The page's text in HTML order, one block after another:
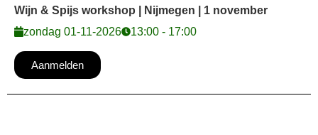
Wijn & Spijs workshop | Nijmegen | 1 november
zondag 01-11-2026
13:00 - 17:00
Aanmelden